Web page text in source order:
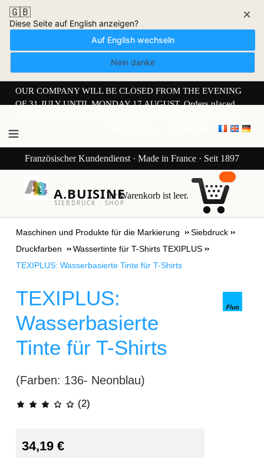
🇬🇧
Diese Seite auf English anzeigen?
Auf English wechseln
Nein danke
×
OUR COMPANY WILL BE CLOSED FROM THE EVENING
OF 31 JULY UNTIL MONDAY 17 AUGUST. Orders placed
Französischer Kundendienst · Made in France · Seit 1897
A.BUISINE
SIEBDRUCK · SHOP
Ihr Warenkorb ist leer.
Maschinen und Produkte für die Markierung
Siebdruck
Druckfarben
Wassertinte für T-Shirts TEXIPLUS
TEXIPLUS: Wasserbasierte Tinte für T-Shirts
TEXIPLUS:
Wasserbasierte
Tinte für T-Shirts
(Farben: 136- Neonblau)
(2)
34,19 €